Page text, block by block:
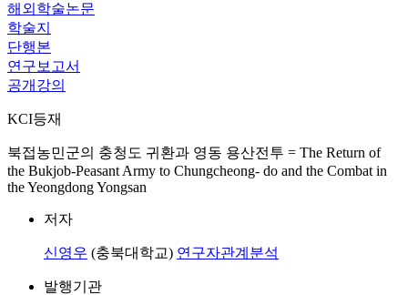
해외학술논문
학술지
단행본
연구보고서
공개강의
KCI등재
북접농민군의 충청도 귀환과 영동 용산전투 = The Return of
the Bukjob-Peasant Army to Chungcheong- do and the Combat in
the Yeongdong Yongsan
저자
신영우 (충북대학교) 연구자관계분석
발행기관